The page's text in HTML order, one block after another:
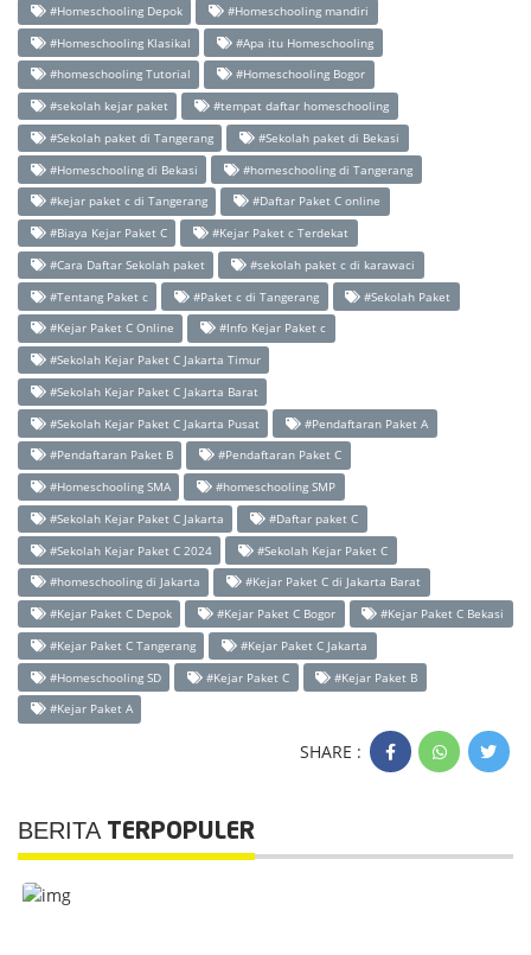
#Homeschooling Depok
#Homeschooling mandiri
#Homeschooling Klasikal
#Apa itu Homeschooling
#homeschooling Tutorial
#Homeschooling Bogor
#sekolah kejar paket
#tempat daftar homeschooling
#Sekolah paket di Tangerang
#Sekolah paket di Bekasi
#Homeschooling di Bekasi
#homeschooling di Tangerang
#kejar paket c di Tangerang
#Daftar Paket C online
#Biaya Kejar Paket C
#Kejar Paket c Terdekat
#Cara Daftar Sekolah paket
#sekolah paket c di karawaci
#Tentang Paket c
#Paket c di Tangerang
#Sekolah Paket
#Kejar Paket C Online
#Info Kejar Paket c
#Sekolah Kejar Paket C Jakarta Timur
#Sekolah Kejar Paket C Jakarta Barat
#Sekolah Kejar Paket C Jakarta Pusat
#Pendaftaran Paket A
#Pendaftaran Paket B
#Pendaftaran Paket C
#Homeschooling SMA
#homeschooling SMP
#Sekolah Kejar Paket C Jakarta
#Daftar paket C
#Sekolah Kejar Paket C 2024
#Sekolah Kejar Paket C
#homeschooling di Jakarta
#Kejar Paket C di Jakarta Barat
#Kejar Paket C Depok
#Kejar Paket C Bogor
#Kejar Paket C Bekasi
#Kejar Paket C Tangerang
#Kejar Paket C Jakarta
#Homeschooling SD
#Kejar Paket C
#Kejar Paket B
#Kejar Paket A
SHARE :
BERITA TERPOPULER